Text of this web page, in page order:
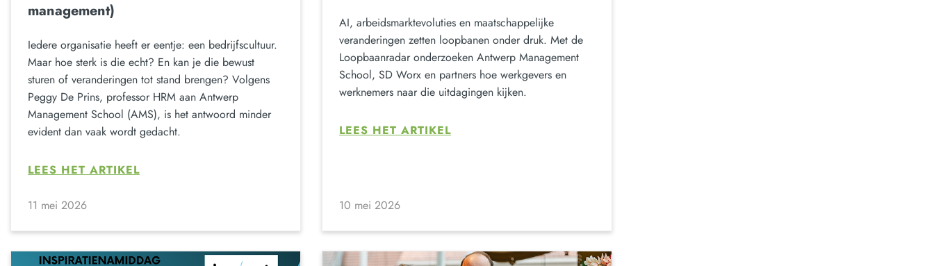
management)
Iedere organisatie heeft er eentje: een bedrijfscultuur.
Maar hoe sterk is die echt? En kan je die bewust
sturen of veranderingen tot stand brengen? Volgens
Peggy De Prins, professor HRM aan Antwerp
Management School (AMS), is het antwoord minder
evident dan vaak wordt gedacht.
LEES HET ARTIKEL
11 mei 2026
AI, arbeidsmarktevoluties en maatschappelijke
veranderingen zetten loopbanen onder druk. Met de
Loopbaanradar onderzoeken Antwerp Management
School, SD Worx en partners hoe werkgevers en
werknemers naar die uitdagingen kijken.
LEES HET ARTIKEL
10 mei 2026